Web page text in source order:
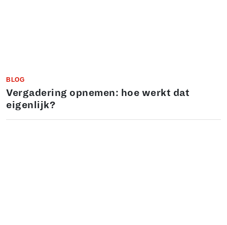
BLOG
Vergadering opnemen: hoe werkt dat
eigenlijk?